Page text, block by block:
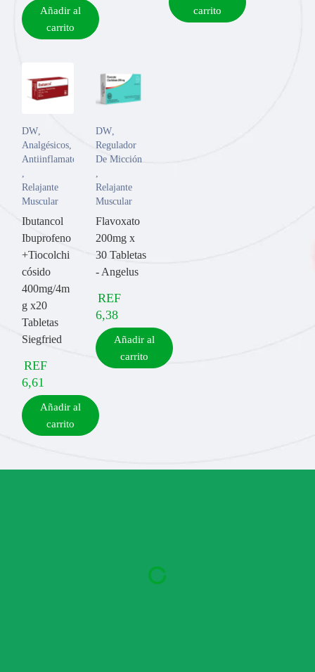
Añadir al
carrito
carrito
DW,
Analgésicos,
Antiinflamatorios
,
Relajante
Muscular
Ibutancol
Ibuprofeno
+Tiocolchi
cósido
400mg/4m
g x20
Tabletas
Siegfried
REF
6,61
Añadir al
carrito
DW,
Regulador
De Micción
,
Relajante
Muscular
Flavoxato
200mg x
30 Tabletas
- Angelus
REF
6,38
Añadir al
carrito